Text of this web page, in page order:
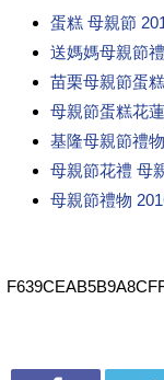
蛋糕 母親節
送媽媽母親節
苗栗母親節蛋
母親節蛋糕花
基隆母親節禮
母親節花禮 母
母親節禮物